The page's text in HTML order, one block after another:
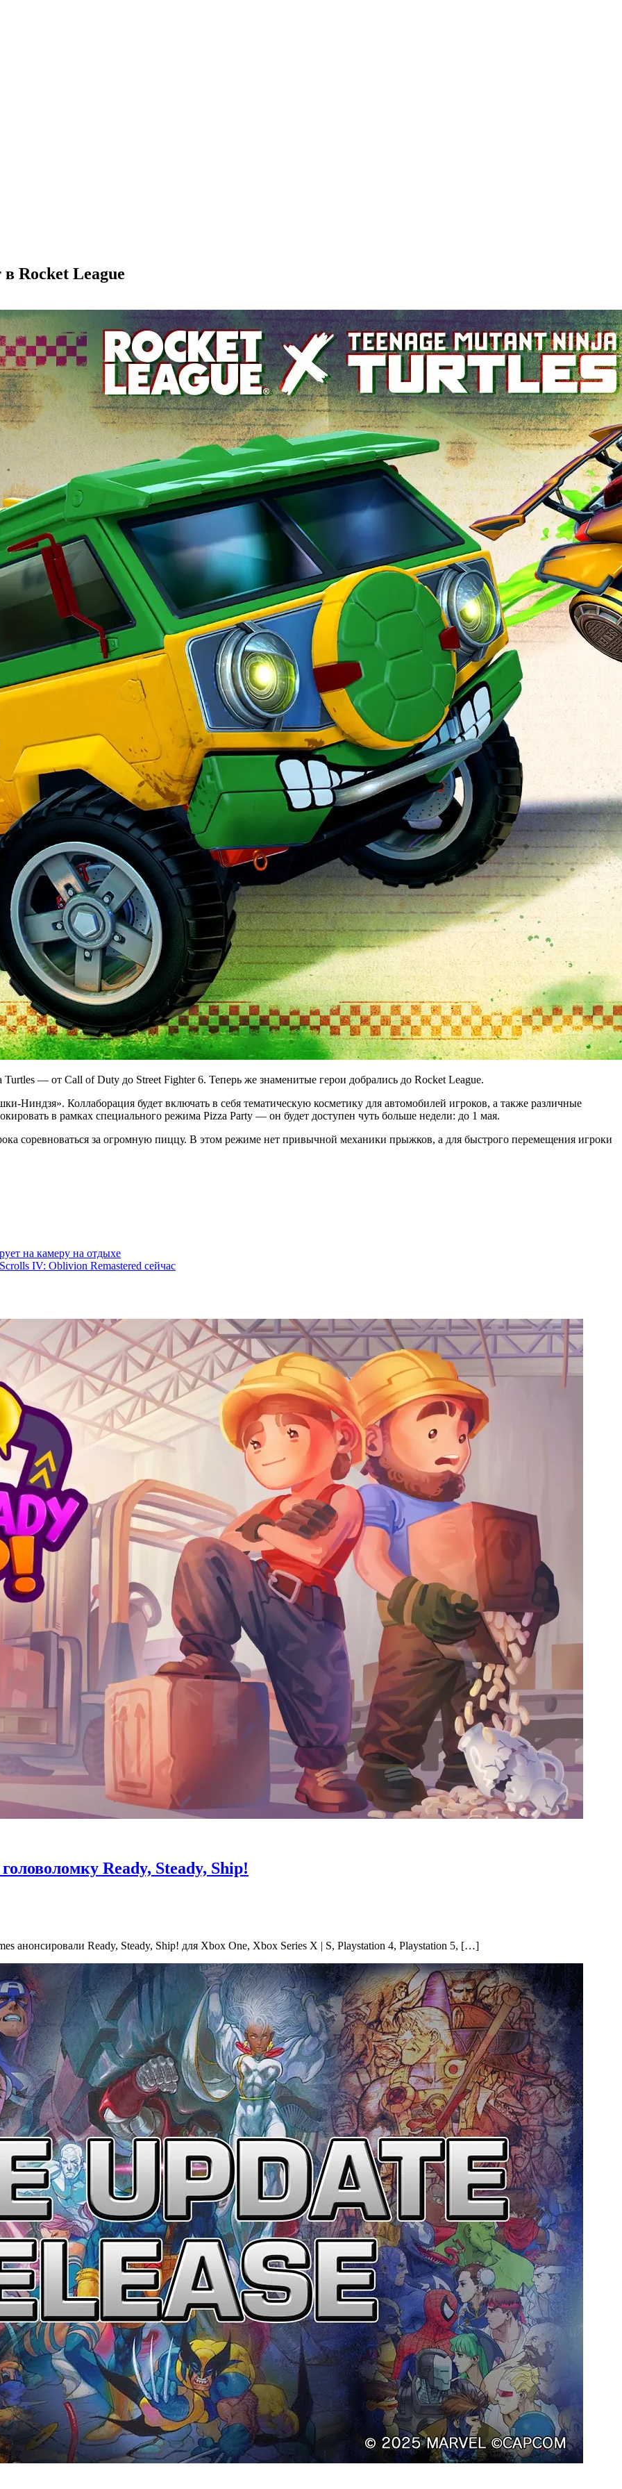
Rocket League
— от Call of Duty до Street Fighter 6. Теперь же знаменитые герои добрались до Rocket League.
Ниндзя». Коллаборация будет включать в себя тематическую косметику для автомобилей игроков, а также различные
в рамках специального режима Pizza Party — он будет доступен чуть больше недели: до 1 мая.
соревноваться за огромную пиццу. В этом режиме нет привычной механики прыжков, а для быстрого перемещения игроки
на камеру на отдыхе
IV: Oblivion Remastered сейчас
Ready, Steady, Ship!
анонсировали Ready, Steady, Ship! для Xbox One, Xbox Series X | S, Playstation 4, Playstation 5, […]